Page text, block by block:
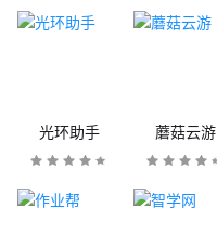
光环助手 蘑菇云游